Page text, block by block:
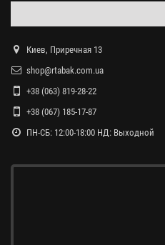
Киев, Приречная 13
shop@rtabak.com.ua
+38 (063) 819-28-22
+38 (067) 185-17-87
ПН-СБ: 12:00-18:00 НД: Выходной